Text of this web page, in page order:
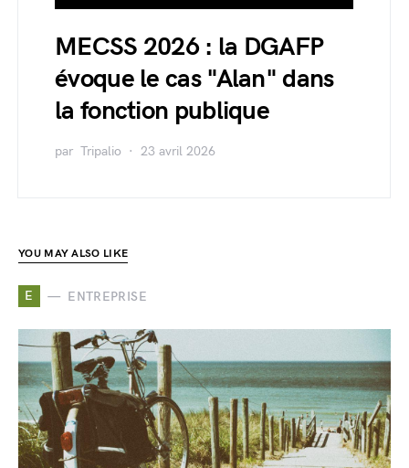
MECSS 2026 : la DGAFP
évoque le cas "Alan" dans
la fonction publique
par Tripalio 23 avril 2026
YOU MAY ALSO LIKE
E ENTREPRISE